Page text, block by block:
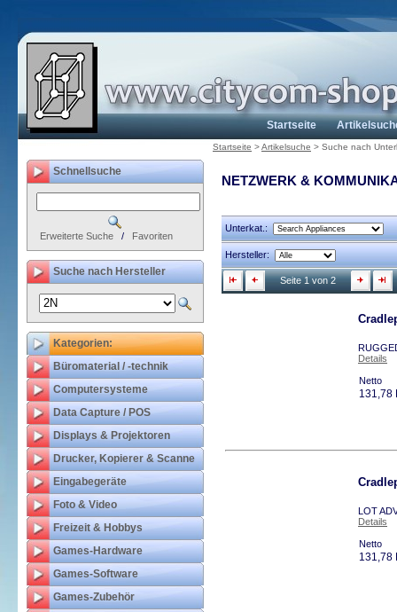
Startseite
Startseite >Artikelsuche > Suche nach
NETZWERK &
Unterkat.:
Hersteller:
Seite 1 von 2
Details
Netto
131,78
LOT
Details
Netto
131,78
Schnellsuche
Erweiterte Suche / Favoriten
Suche nach Hersteller
Kategorien:
Büromaterial / -technik
Computersysteme
Data Capture / POS
Displays & Projektoren
Drucker, Kopierer & Scanne
Eingabegeräte
Foto & Video
Freizeit & Hobbys
Games-Hardware
Games-Software
Games-Zubehör